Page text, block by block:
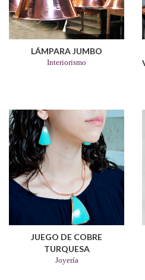
LÁMPARA JUMBO
Interiorismo
JUEGO DE COBRE
TURQUESA
Joyería